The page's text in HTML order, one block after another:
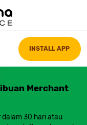
INSTALL APP
Merchant
dalam 30 hari atau